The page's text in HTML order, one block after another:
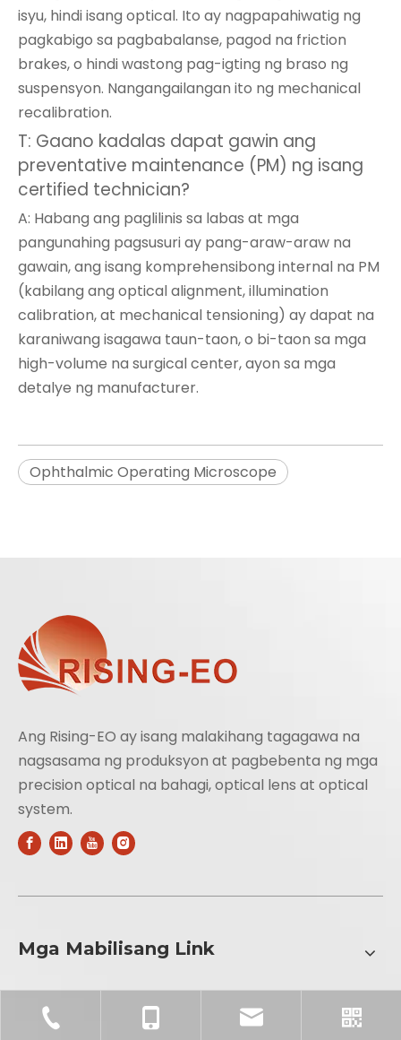
isyu, hindi isang optical. Ito ay nagpapahiwatig ng
pagkabigo sa pagbabalanse, pagod na friction
brakes, o hindi wastong pag-igting ng braso ng
suspensyon. Nangangailangan ito ng mechanical
recalibration.
T: Gaano kadalas dapat gawin ang
preventative maintenance (PM) ng isang
certified technician?
A: Habang ang paglilinis sa labas at mga
pangunahing pagsusuri ay pang-araw-araw na
gawain, ang isang komprehensibong internal na PM
(kabilang ang optical alignment, illumination
calibration, at mechanical tensioning) ay dapat na
karaniwang isagawa taun-taon, o bi-taon sa mga
high-volume na surgical center, ayon sa mga
detalye ng manufacturer.
Ophthalmic Operating Microscope
Ang Rising-EO ay isang malakihang tagagawa na
nagsasama ng produksyon at pagbebenta ng mga
precision optical na bahagi, optical lens at optical
system.
Mga Mabilisang Link